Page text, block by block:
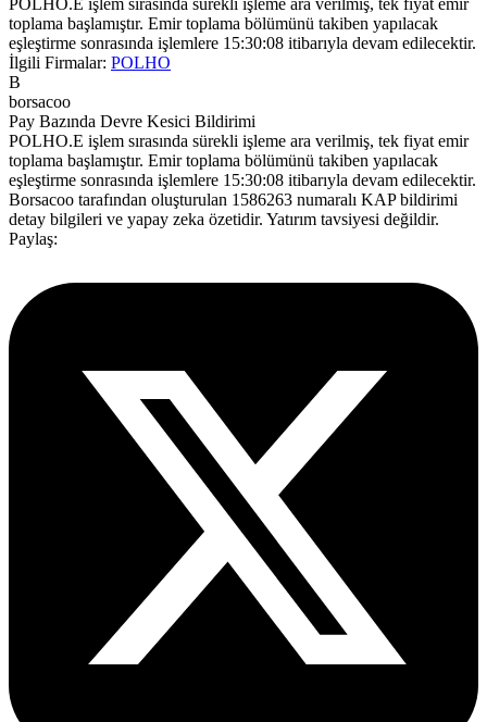
POLHO.E işlem sırasında sürekli işleme ara verilmiş, tek fiyat emir
toplama başlamıştır. Emir toplama bölümünü takiben yapılacak
eşleştirme sonrasında işlemlere 15:30:08 itibarıyla devam edilecektir.
İlgili Firmalar: POLHO
B
borsacoo
Pay Bazında Devre Kesici Bildirimi
POLHO.E işlem sırasında sürekli işleme ara verilmiş, tek fiyat emir
toplama başlamıştır. Emir toplama bölümünü takiben yapılacak
eşleştirme sonrasında işlemlere 15:30:08 itibarıyla devam edilecektir.
Borsacoo tarafından oluşturulan 1586263 numaralı KAP bildirimi
detay bilgileri ve yapay zeka özetidir. Yatırım tavsiyesi değildir.
Paylaş: